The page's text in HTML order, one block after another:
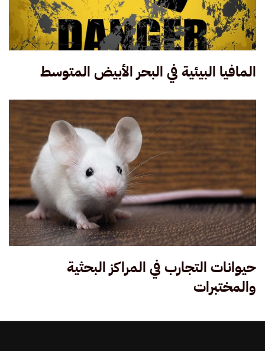
المافيا البيئية في البحر الأبيض المتوسط
حيوانات التجارب في المراكز البحثية
والمختبرات